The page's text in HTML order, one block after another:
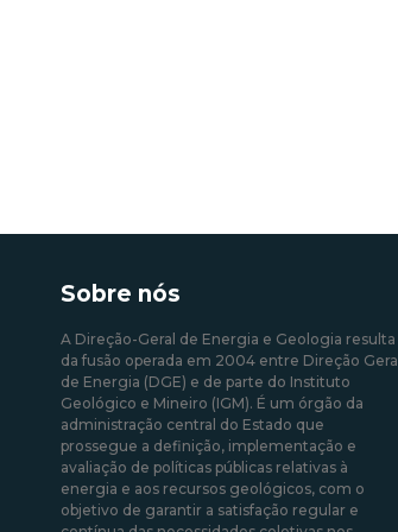
Sobre nós
A Direção-Geral de Energia e Geologia resulta
da fusão operada em 2004 entre Direção Geral
de Energia (DGE) e de parte do Instituto
Geológico e Mineiro (IGM). É um órgão da
administração central do Estado que
prossegue a definição, implementação e
avaliação de políticas públicas relativas à
energia e aos recursos geológicos, com o
objetivo de garantir a satisfação regular e